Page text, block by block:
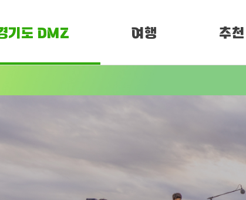
기도 DMZ 여행 추천
OPEN